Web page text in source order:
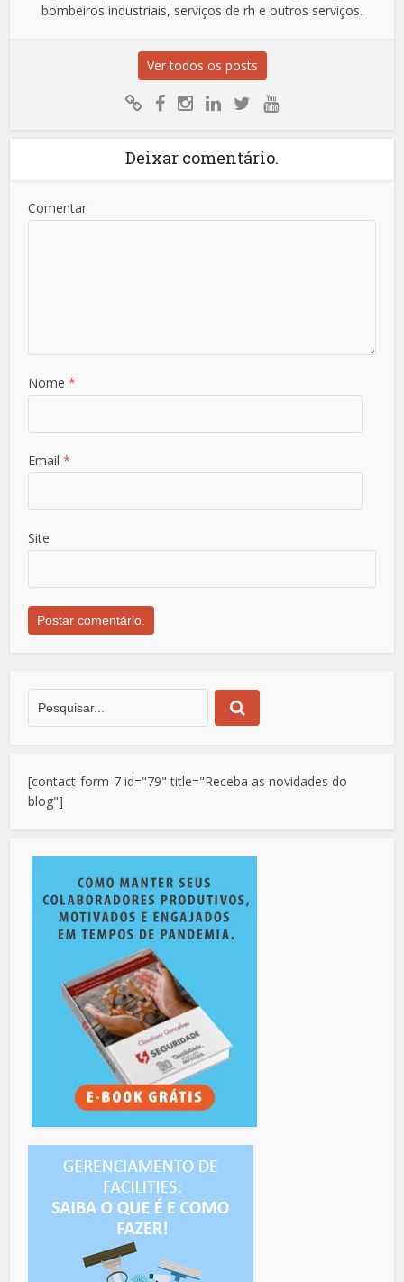
bombeiros industriais, serviços de rh e outros serviços.
Ver todos os posts
Deixar comentário.
Comentar
Nome *
Email *
Site
[contact-form-7 id="79" title="Receba as novidades do
blog"]